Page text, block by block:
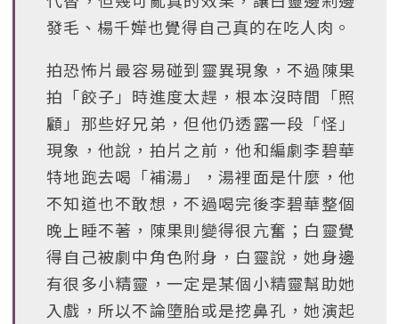
發毛、楊千嬅也覺得自己真的在吃人肉。
拍恐怖片最容易碰到靈異現象，不過陳果
拍「餃子」時進度太趕，根本沒時間「照
顧」那些好兄弟，但他仍透露一段「怪」
現象，他說，拍片之前，他和編劇李碧華
特地跑去喝「補湯」，湯裡面是什麼，他
不知道也不敢想，不過喝完後李碧華整個
晚上睡不著，陳果則變得很亢奮；白靈覺
得自己被劇中角色附身，白靈說，她身邊
有很多小精靈，一定是某個小精靈幫助她
入戲，所以不論墮胎或是挖鼻孔，她演起